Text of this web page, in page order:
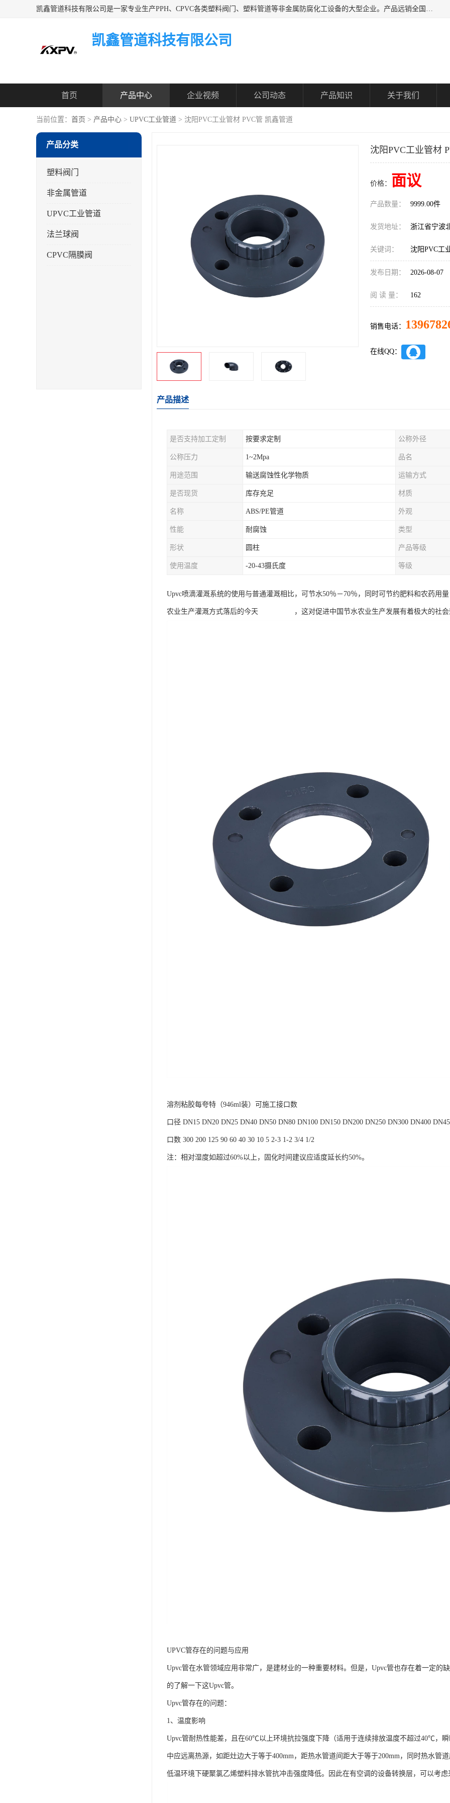
凯鑫管道科技有限公司是一家专业生产PPH、CPVC各类塑料阀门、塑料管道等非金属防腐化工设备的大型企业。产品远销全国三十一个省、市、自治区,广泛应用于化工、石油、氯碱、染料、制药、农药等行业，深受广大用户欢迎，是目前国内生产化工泵、阀门规模较大的生产基地之一。
凯鑫管道科技有限公司
首页 产品中心 企业视频 公司动态 产品知识 关于我们
当前位置： 首页 > 产品中心 > UPVC工业管道 > 沈阳PVC工业管材 PVC管 凯鑫管道
产品分类
塑料阀门
非金属管道
UPVC工业管道
法兰球阀
CPVC隔膜阀
沈阳PVC工业管材
价格： 面议
产品数量： 9999.00件
发货地址： 浙江省宁波
关键词： 沈阳PVC工
发布日期： 2026-08-07
阅 读 量： 162
销售电话：
在线QQ：
产品描述
是否支持加工定制 按要求定制 公称外径
公称压力 1~2Mpa 品名
用途范围 输送腐蚀性化学物质 运输方式
是否现货 库存充足 材质
名称 ABS/PE管道 外观
性能 耐腐蚀 类型
形状 圆柱 产品等级
使用温度 -20-43摄氏度 等级
Upvc喷滴灌溉系统的使用与普通灌溉相比，可节水50％－70％，同时可节约肥料和农药用
农业生产灌溉方式落后的今天 ，这对促进中国节水农业生产发展有着极大的社会
溶剂粘胶每夸特（946ml装）可施工接口数
口径 DN15 DN20 DN25 DN40 DN50 DN80 DN100 DN150 DN200 DN250 DN300 DN400
口数 300 200 125 90 60 40 30 10 5 2-3 1-2 3/4 1/2
注：相对湿度如超过60%以上，固化时间建议应适度延长约50%。
UPVC管存在的问题与应用
Upvc管在水管领域应用非常广，是建材业的一种重要材料。但是，Upvc管也存在着一定的
的了解一下这Upvc管。
Upvc管存在的问题：
1、温度影响
Upvc管耐热性能差，且在60℃以上环境抗拉强度下降（适用于连续排放温度不超过40℃，
中应远离热源，如距灶边大于等于400mm，距热水管道间距大于等于200mm，同时热水管
低温环境下硬聚氯乙烯塑料排水管抗冲击强度降低。因此在有空调的设备转换层，可以考